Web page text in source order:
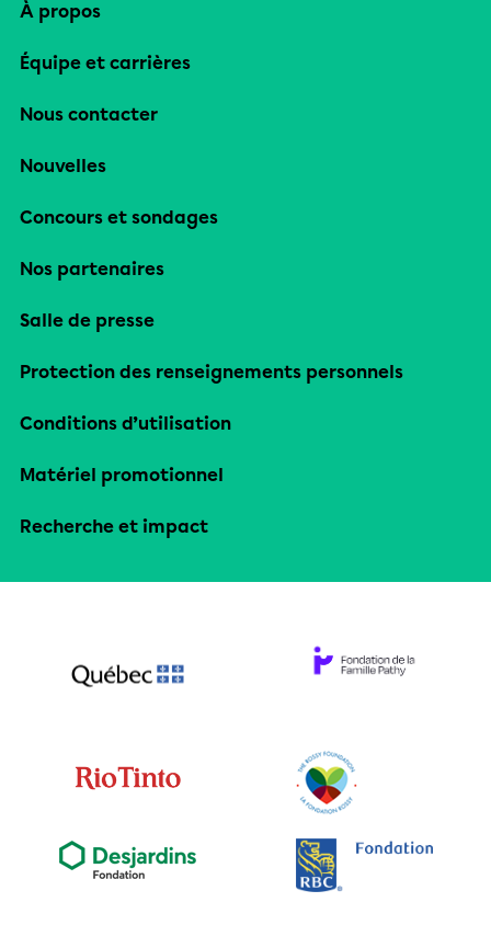
À propos
Équipe et carrières
Nous contacter
Nouvelles
Concours et sondages
Nos partenaires
Salle de presse
Protection des renseignements personnels
Conditions d’utilisation
Matériel promotionnel
Recherche et impact